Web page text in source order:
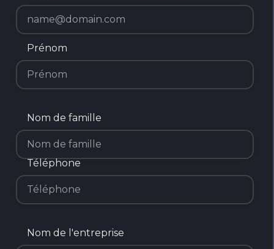
Prénom
Nom de famille
Téléphone
Nom de l'entreprise